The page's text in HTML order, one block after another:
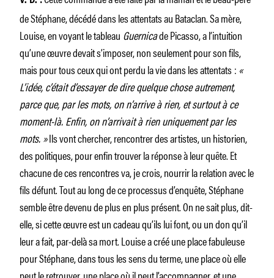
de Stéphane, décédé dans les attentats au Bataclan. Sa mère,
Louise, en voyant le tableau Guernicade Picasso, a l’intuition
qu’une œuvre devait s’imposer, non seulement pour son fils,
mais pour tous ceux qui ont perdu la vie dans les attentats : «
L’idée, c’était d’essayer de dire quelque chose autrement,
parce que, par les mots, on n’arrive à rien, et surtout à ce
moment-là. Enfin, on n’arrivait à rien uniquement par les
mots. »Ils vont chercher, rencontrer des artistes, un historien,
des politiques, pour enfin trouver la réponse à leur quête. Et
chacune de ces rencontres va, je crois, nourrir la relation avec le
fils défunt. Tout au long de ce processus d’enquête, Stéphane
semble être devenu de plus en plus présent. On ne sait plus, dit-
elle, si cette œuvre est un cadeau qu’ils lui font, ou un don qu’il
leur a fait, par-delà sa mort. Louise a créé une place fabuleuse
pour Stéphane, dans tous les sens du terme, une place où elle
peut le retrouver, une place où il peut l’accompagner, et une